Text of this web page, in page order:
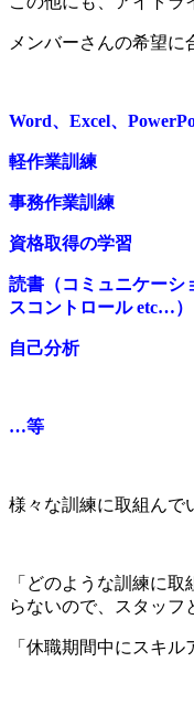
メンバーさんの希望に
Word、Excel、
軽作業訓練
事務作業訓練
資格取得の学習
読書（コミュニケーシ
スコントロール etc…
自己分析
…等
様々な訓練に取組んで
「どのような訓練に
らないので、
スタッフ
「休職期間中に スキル